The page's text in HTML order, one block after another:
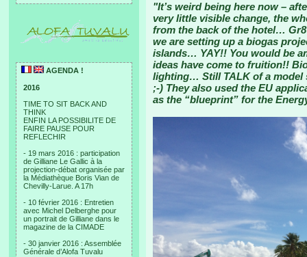
AGENDA !
2016
TIME TO SIT BACK AND
THINK
ENFIN LA POSSIBILITE DE
FAIRE PAUSE POUR
REFLECHIR
- 19 mars 2016 : participation
de Gilliane Le Gallic à la
projection-débat organisée par
la Médiathèque Boris Vian de
Chevilly-Larue. A 17h
- 10 février 2016 : Entretien
avec Michel Delberghe pour
un portrait de Gilliane dans le
magazine de la CIMADE
- 30 janvier 2016 : Assemblée
Générale d’Alofa Tuvalu
"It’s weird being here now –
very little visible change, the
from the back of the hotel…
we are setting up a biogas
islands… YAY!! You would be
ideas have come to fruition!!
lighting… Still TALK of a model
;-) They also used the EU
as the “blueprint” for the